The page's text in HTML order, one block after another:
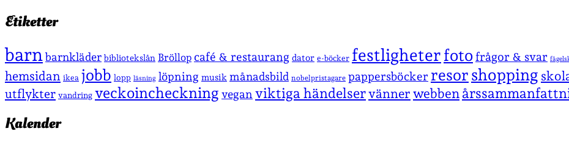
Etiketter
barnbarnkläder bibliotekslån Bröllop café & restaurang dator e-böcker festligheterfotofrågor & svar
hemsidan ikea jobb lopp läsning löpning musik månadsbild nobelpristagare pappersböcker resor shopping
utflykter vandring veckoincheckning vegan viktiga händelservänner webben
Kalender